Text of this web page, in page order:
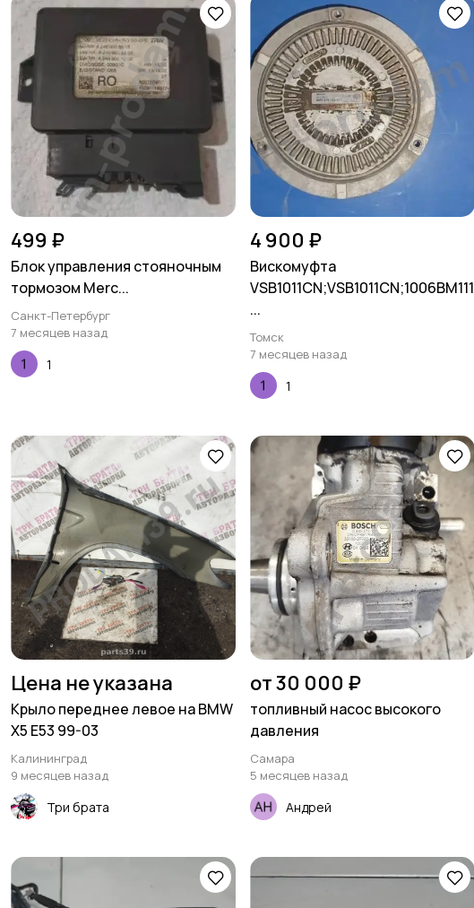
499 ₽
Блок управления стояночным
тормозом Merc...
Санкт-Петербург
7 месяцев назад
1
4 900 ₽
Вискомуфта
VSB1011CN;VSB1011CN;1006BM111
...
Томск
7 месяцев назад
1
Цена не указана
Крыло переднее левое на BMW
X5 E53 99-03
Калининград
9 месяцев назад
Три брата
от 30 000 ₽
топливный насос высокого
давления
Самара
5 месяцев назад
Андрей